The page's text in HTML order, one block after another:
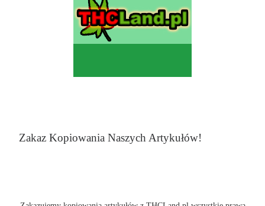
Zakaz Kopiowania Naszych Artykułów!